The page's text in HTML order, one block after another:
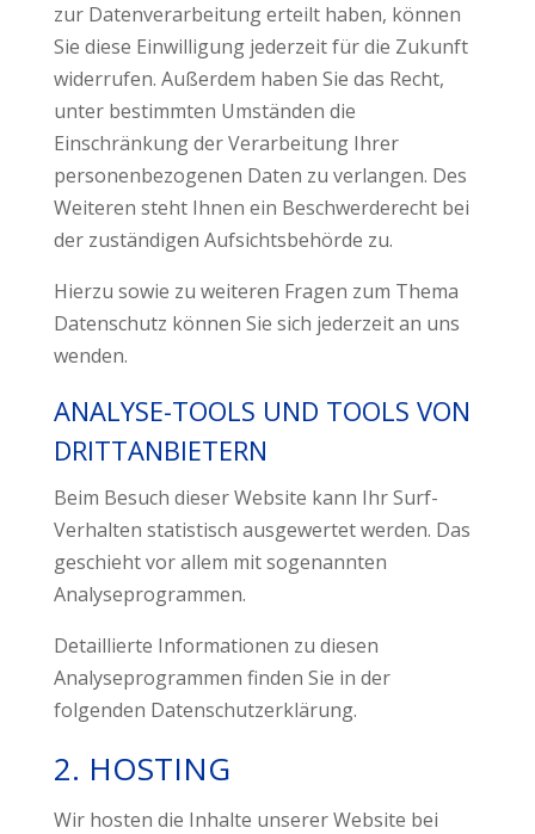
zur Datenverarbeitung erteilt haben, können
Sie diese Einwilligung jederzeit für die Zukunft
widerrufen. Außerdem haben Sie das Recht,
unter bestimmten Umständen die
Einschränkung der Verarbeitung Ihrer
personenbezogenen Daten zu verlangen. Des
Weiteren steht Ihnen ein Beschwerderecht bei
der zuständigen Aufsichtsbehörde zu.
Hierzu sowie zu weiteren Fragen zum Thema
Datenschutz können Sie sich jederzeit an uns
wenden.
ANALYSE-TOOLS UND TOOLS VON
DRITT­ANBIETERN
Beim Besuch dieser Website kann Ihr Surf-
Verhalten statistisch ausgewertet werden. Das
geschieht vor allem mit sogenannten
Analyseprogrammen.
Detaillierte Informationen zu diesen
Analyseprogrammen finden Sie in der
folgenden Datenschutzerklärung.
2. HOSTING
Wir hosten die Inhalte unserer Website bei